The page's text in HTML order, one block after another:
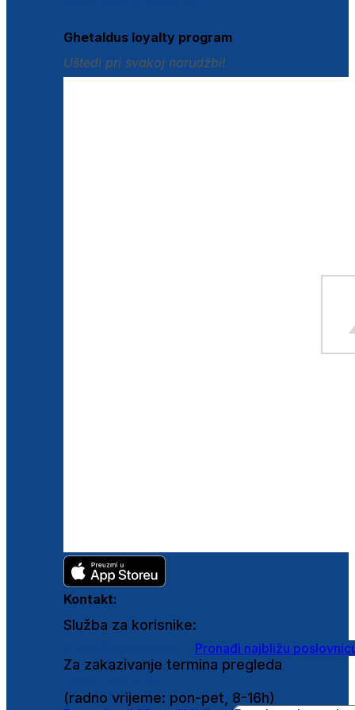
Ghetaldus loyalty program
Uštedi pri svakoj narudžbi!
Kontakt:
Služba za korisnike:
Pronađi najbližu
Za zakazivanje termina pregleda
(radno vrijeme: pon-pet, 8-16h)